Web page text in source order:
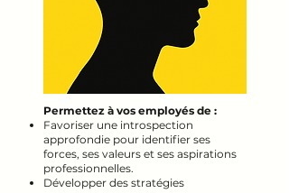
Permettez à vos employés de :
Favoriser une introspection
approfondie pour identifier ses
forces, ses valeurs et ses aspirations
professionnelles.
Développer des stratégies